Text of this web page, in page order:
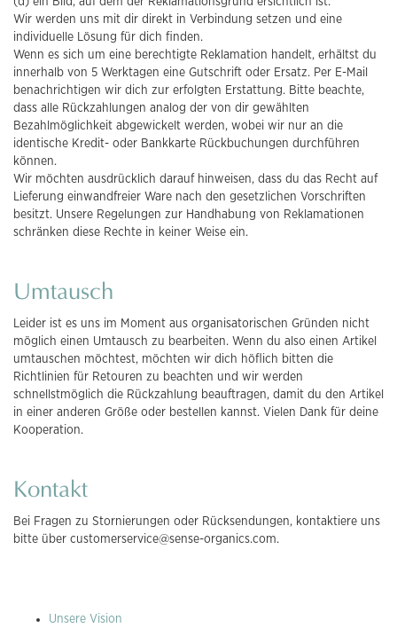
Wir werden uns mit dir direkt in Verbindung setzen und eine
individuelle Lösung für dich finden.
Wenn es sich um eine berechtigte Reklamation handelt, erhältst du
innerhalb von 5 Werktagen eine Gutschrift oder Ersatz. Per E-Mail
benachrichtigen wir dich zur erfolgten Erstattung. Bitte beachte,
dass alle Rückzahlungen analog der von dir gewählten
Bezahlmöglichkeit abgewickelt werden, wobei wir nur an die
identische Kredit- oder Bankkarte Rückbuchungen durchführen
können.
Wir möchten ausdrücklich darauf hinweisen, dass du das Recht auf
Lieferung einwandfreier Ware nach den gesetzlichen Vorschriften
besitzt. Unsere Regelungen zur Handhabung von Reklamationen
schränken diese Rechte in keiner Weise ein.
Umtausch
Leider ist es uns im Moment aus organisatorischen Gründen nicht
möglich einen Umtausch zu bearbeiten. Wenn du also einen Artikel
umtauschen möchtest, möchten wir dich höflich bitten die
Richtlinien für Retouren zu beachten und wir werden
schnellstmöglich die Rückzahlung beauftragen, damit du den Artikel
in einer anderen Größe oder bestellen kannst. Vielen Dank für deine
Kooperation.
Kontakt
Bei Fragen zu Stornierungen oder Rücksendungen, kontaktiere uns
bitte über customerservice@sense-organics.com.
Unsere Vision